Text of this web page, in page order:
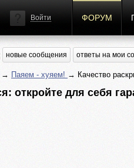
Войти ФОРУМ
новые сообщения ответы на мои
→ Паяем - хуяем! → Качество
откройте для себя